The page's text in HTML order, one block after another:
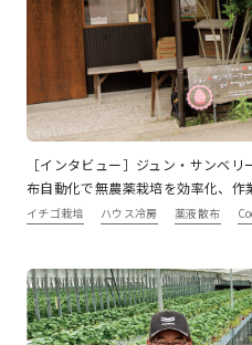
［インタビュー］ジュン・サンベ
布自動化で無農薬栽培を効率化、
イチゴ栽培 ハウス冷房 薬液散布